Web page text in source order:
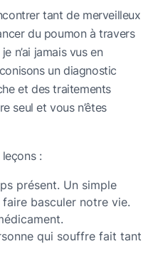
tant de merveilleux
du poumon à travers
n’ai jamais vus en
un diagnostic
et des traitements
seul et vous n’êtes
leçons :
présent. Un simple
basculer notre vie.
qui souffre fait tant